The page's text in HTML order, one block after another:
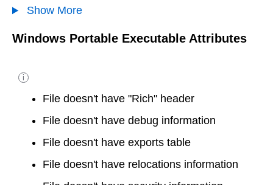
Show More
Windows Portable Executable Attributes
i
File doesn't have "Rich" header
File doesn't have debug information
File doesn't have exports table
File doesn't have relocations information